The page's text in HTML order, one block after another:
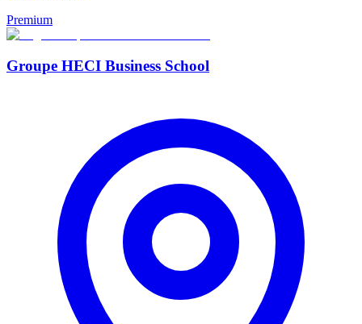
Premium
Groupe HECI Business School